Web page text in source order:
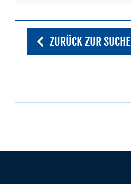
ZURÜCK ZUR SUCHE